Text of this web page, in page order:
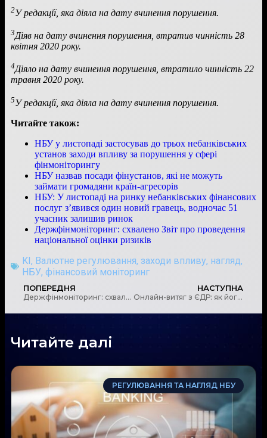
2У редакції, яка діяла на дату вчинення порушення.
3Діяв на дату вчинення порушення, втратив чинність 28
квітня 2020 року.
4Діяло на дату вчинення порушення, втратило чинність 22
травня 2020 року.
5У редакції, яка діяла на дату вчинення порушення.
Читайте також:
НБУ у листопаді застосував до трьох небанківських
установ заходи впливу за порушення у сфері
фінмоніторингу
НБУ назвав посади фінустанов, які не можуть
займати громадяни країн-агресорів
НБУ: У листопаді на ринку небанківських фінансових
послуг з’явився один новий гравець, водночас 51
учасник залишив ринок
Держфінмоніторинг: схвалено Звіт про проведення
національної оцінки ризиків
KI, Валютне регулювання, заходи впливу, нагляд,
НБУ, фінансовий моніторинг
ПОПЕРЕДНЯ
Держфінмоніторинг: схвалено Звіт про проведення національної оцінки ризиків
НАСТУПНА
Онлайн-витяг з ЄДР: як його отримати?
Читайте далі
РЕГУЛЮВАННЯ ТА НАГЛЯД НБУ